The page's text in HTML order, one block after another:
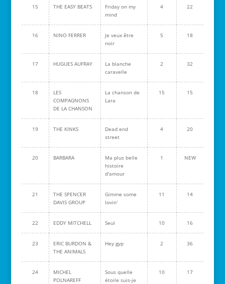
15 THE EASY BEATS
Friday on my
mind
4 22
16 NINO FERRER
Je veux être
noir
5 18
17 HUGUES AUFRAY
La blanche
caravelle
2 32
18
LES
COMPAGNONS
DE LA CHANSON
La chanson de
Lara
15 15
19 THE KINKS
Dead end
street
4 20
20 BARBARA
Ma plus belle
histoire
d'amour
1 NEW
21
THE SPENCER
DAVIS GROUP
Gimme some
lovin'
11 14
22 EDDY MITCHELL Seul 10 16
23
ERIC BURDON &
THE ANIMALS
Hey gyp 2 36
24
MICHEL
POLNAREFF
Sous quelle
étoile suis-je
10 17